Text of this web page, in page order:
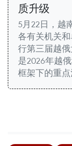
质升级
5月22日，越
各有关机关
行第三届越
是2026年越
框架下的重点